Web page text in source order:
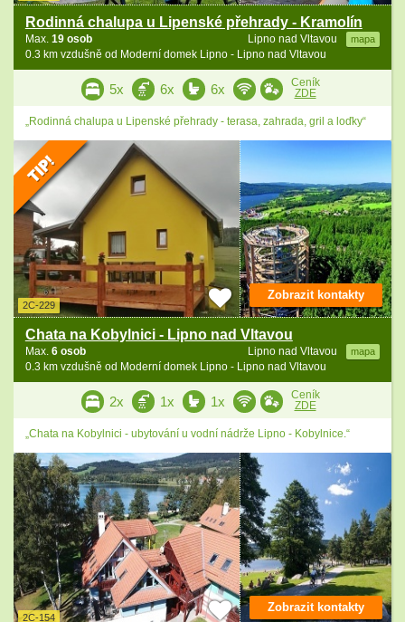
Rodinná chalupa u Lipenské přehrady - Kramolín
Lipno nad Vltavou mapa
Max. 19 osob
0.3 km vzdušně od Moderní domek Lipno - Lipno nad Vltavou
5x 6x 6x
Ceník
ZDE
„Rodinná chalupa u Lipenské přehrady - terasa, zahrada, gril a loďky“
2C-229
Chata na Kobylnici - Lipno nad Vltavou
Lipno nad Vltavou mapa
Max. 6 osob
0.3 km vzdušně od Moderní domek Lipno - Lipno nad Vltavou
Zobrazit kontakty
2x 1x 1x
Ceník
ZDE
„Chata na Kobylnici - ubytování u vodní nádrže Lipno - Kobylnice.“
2C-154
Zobrazit kontakty